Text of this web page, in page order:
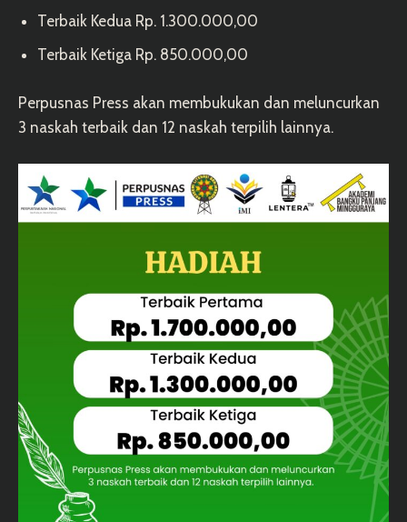
Terbaik Kedua Rp. 1.300.000,00
Terbaik Ketiga Rp. 850.000,00
Perpusnas Press akan membukukan dan meluncurkan
3 naskah terbaik dan 12 naskah terpilih lainnya.